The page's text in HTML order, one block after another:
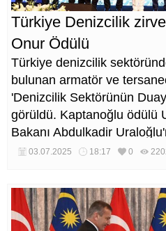
Türkiye Denizcilik
Onur Ödülü
Türkiye denizcilik
bulunan armatör ve
'Denizcilik Sektörünün
görüldü. Kaptanoğlu ödülü
Bakanı Abdulkadir
03.07.2025 18:17 0